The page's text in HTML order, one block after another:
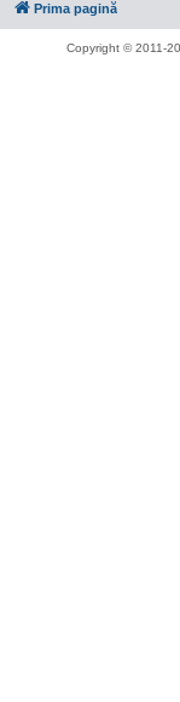
Prima pagină
Copyright © 2011-